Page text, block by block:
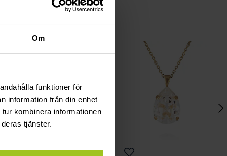
Om
funktioner för
information från din enhet
kombinera informationen
tjänster.